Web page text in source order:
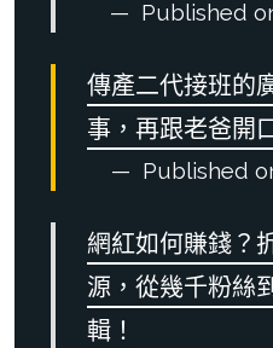
Published
傳產二代接班的
事，再跟老爸開
Published
網紅如何賺錢？
源，從幾千粉絲
輯！